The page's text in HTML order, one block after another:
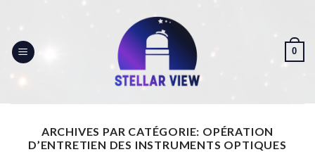
content
0
ARCHIVES PAR CATÉGORIE: OPÉRATION
D’ENTRETIEN DES INSTRUMENTS OPTIQUES